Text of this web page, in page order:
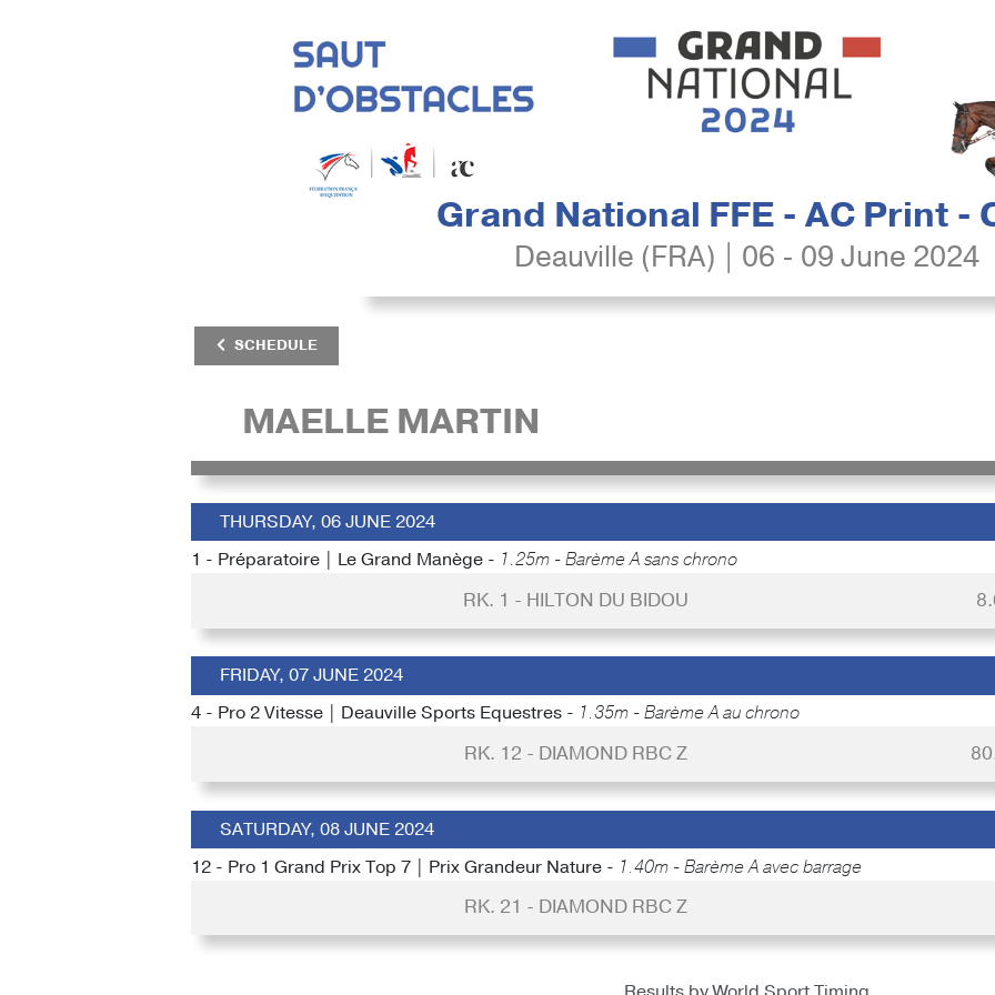
Grand National FFE - AC Print -
Deauville (FRA) | 06 - 09 June 2024
SCHEDULE
MAELLE MARTIN
THURSDAY, 06 JUNE 2024
1 - Préparatoire | Le Grand Manège - 1.25m - Barème A sans chrono
RK. 1 - HILTON DU BIDOU
FRIDAY, 07 JUNE 2024
4 - Pro 2 Vitesse | Deauville Sports Equestres - 1.35m - Barème A au chrono
RK. 12 - DIAMOND RBC Z
SATURDAY, 08 JUNE 2024
12 - Pro 1 Grand Prix Top 7 | Prix Grandeur Nature - 1.40m - Barème A avec barrage
RK. 21 - DIAMOND RBC Z